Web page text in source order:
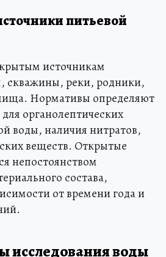
питьевой
источникам
скважины, реки, родники,
Нормативы определяют
органолептических
воды, наличия нитратов,
веществ. Открытые
непостоянством
состава,
от времени года и
исследования воды